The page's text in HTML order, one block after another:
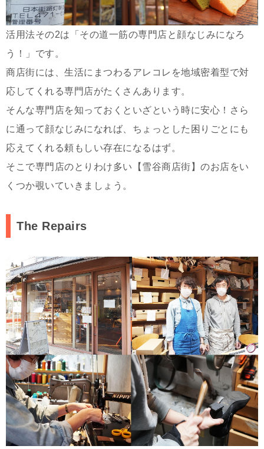
活用法その2は「その道一筋の専門店と顔なじみになろ
う！」です。
商店街には、生活にまつわるアレコレを地域密着型で対
応してくれる専門店がたくさんあります。
そんな専門店を知っておくといざという時に安心！さら
に通って顔なじみになれば、ちょっとした困りごとにも
応えてくれる頼もしい存在になるはず。
そこで専門店のとりわけ多い【雪谷商店街】のお店をい
くつか覗いていきましょう。
The Repairs